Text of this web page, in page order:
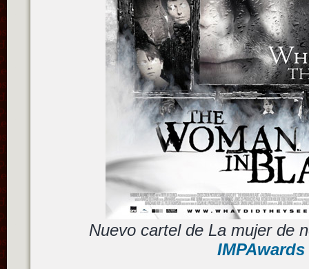
Nuevo cartel de La mujer de
IMPAwards